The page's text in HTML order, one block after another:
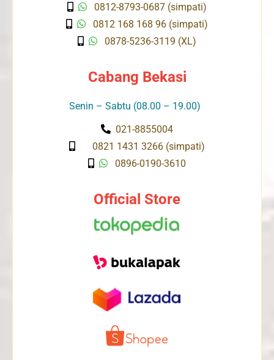
0812-8793-0687 (simpati)
0812 168 168 96 (simpati)
0878-5236-3119 (XL)
Cabang Bekasi
Senin – Sabtu (08.00 – 19.00)
021-8855004
0821 1431 3266 (simpati)
0896-0190-3610
Official Store